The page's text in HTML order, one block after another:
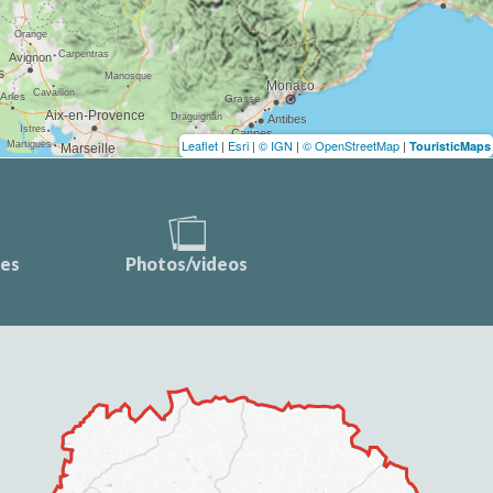
Leaflet | Esri | © IGN | © OpenStreetMap | TouristicMaps
Photos/videos